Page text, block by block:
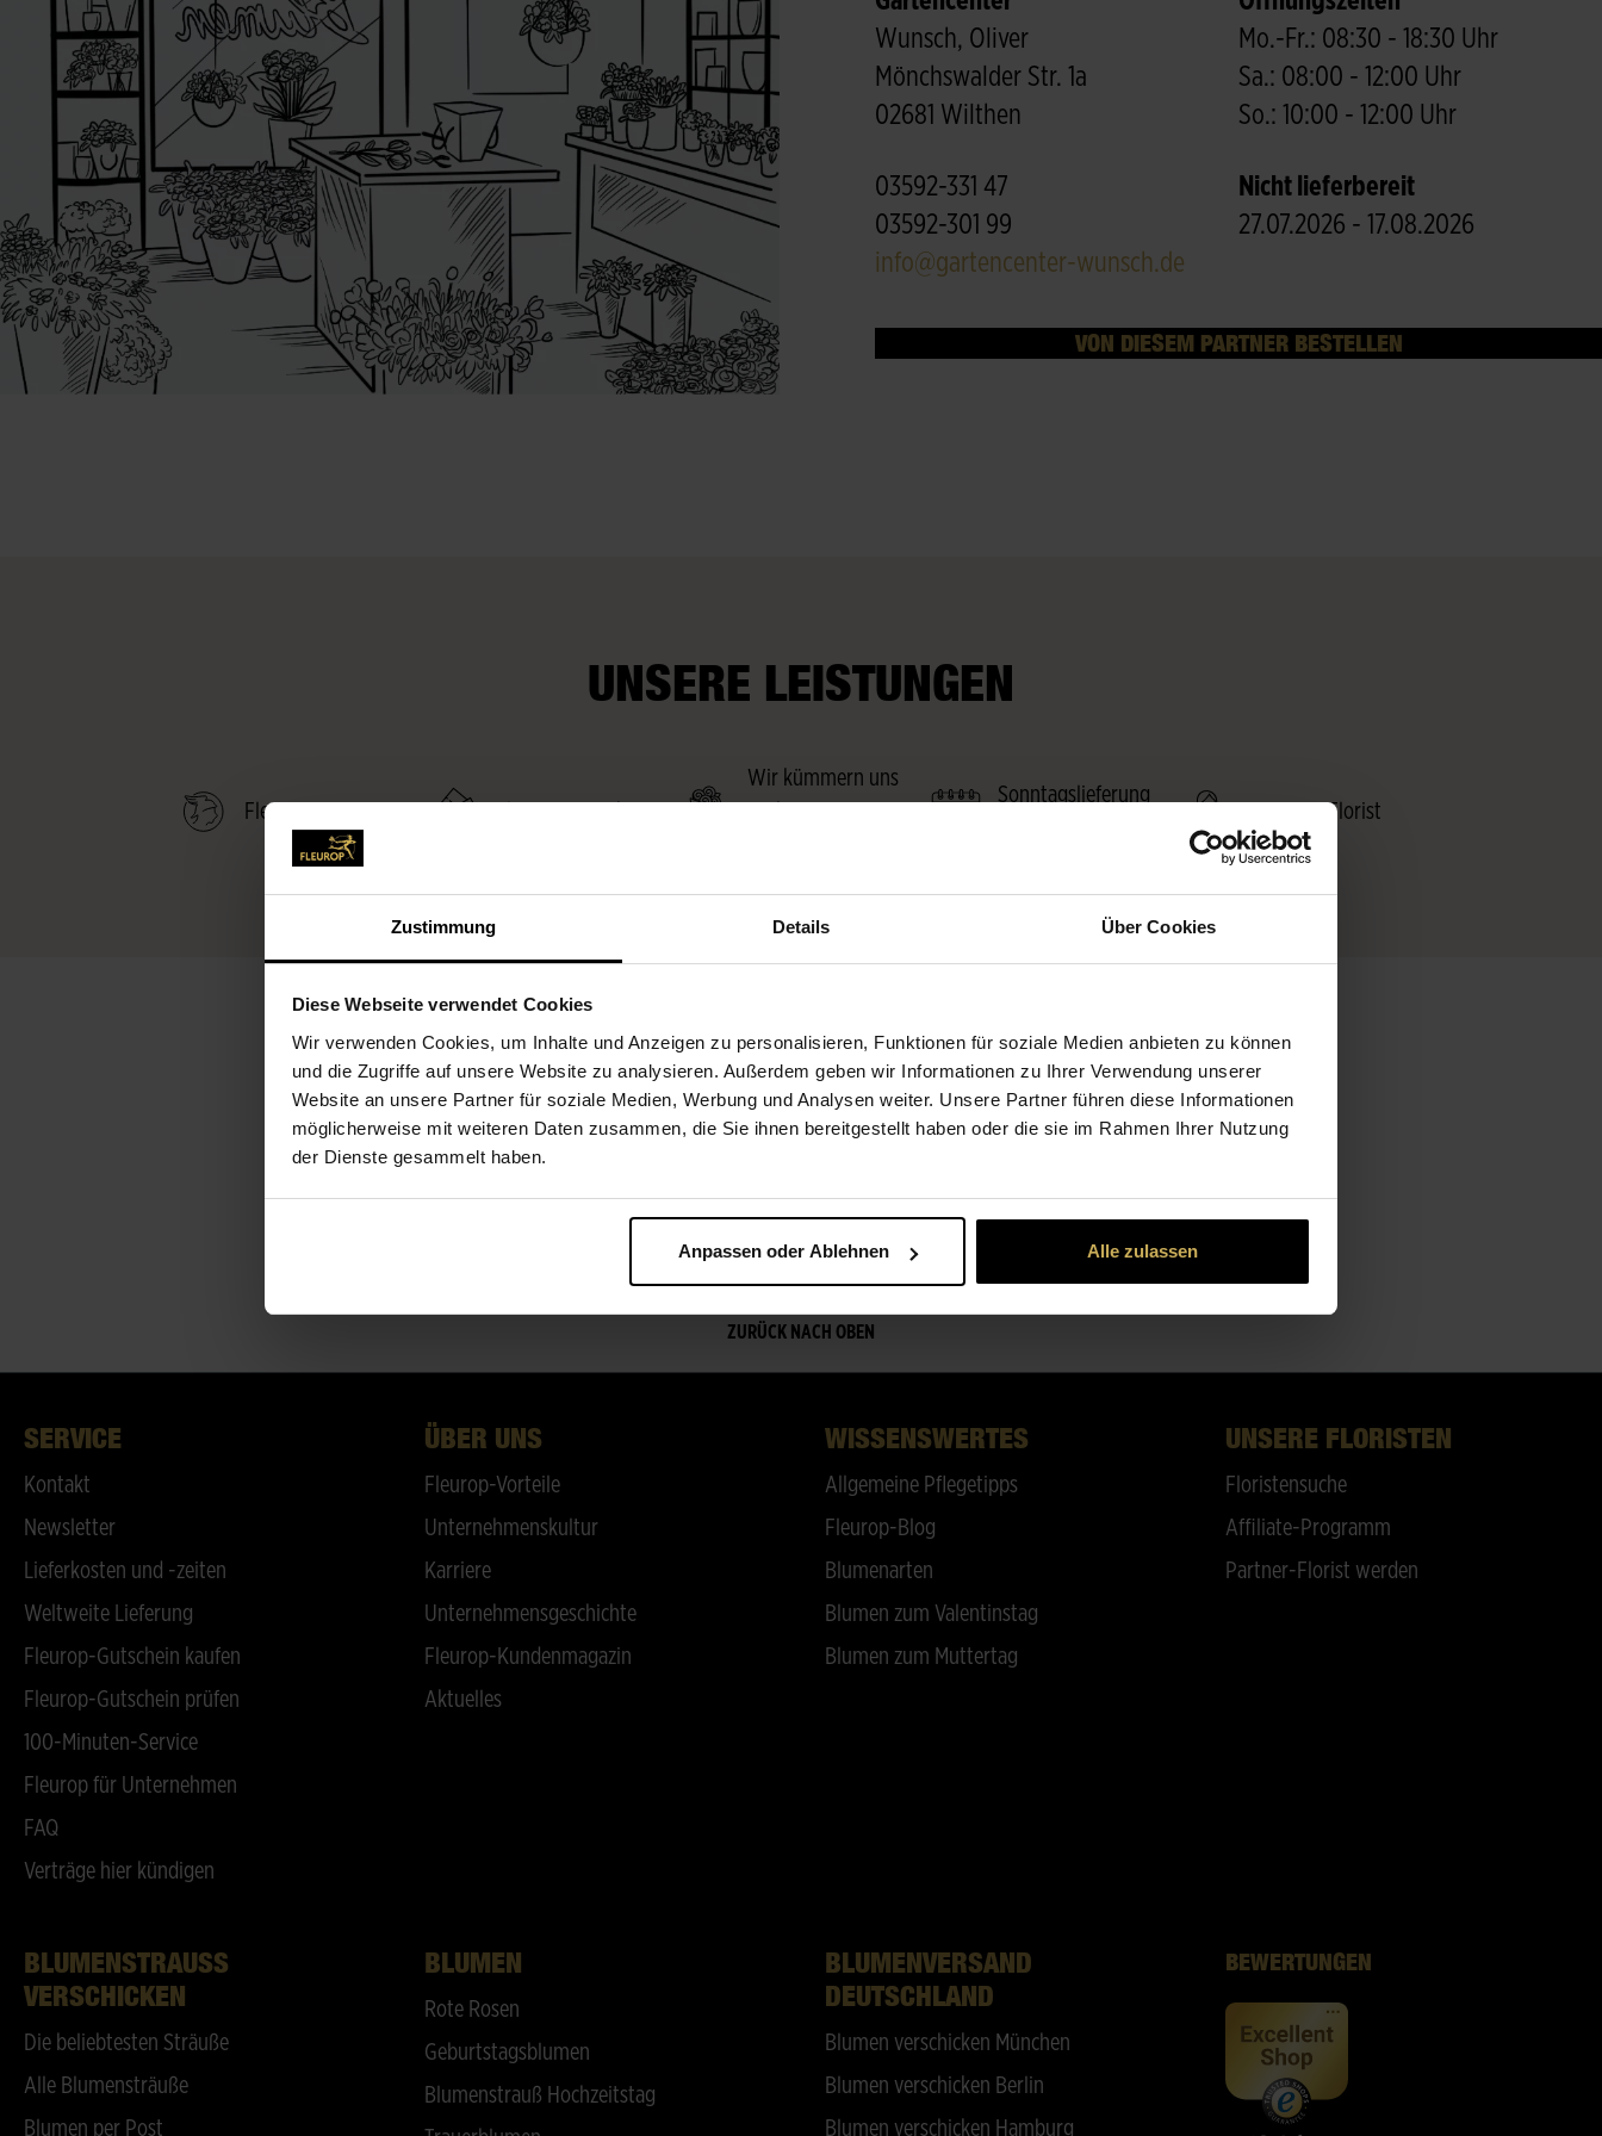
Zustimmung Details Über Cookies
Diese Webseite verwendet Cookies
Wir verwenden Cookies, um Inhalte und Anzeigen zu personalisieren, Funktionen für soziale Medien anbieten zu können
und die Zugriffe auf unsere Website zu analysieren. Außerdem geben wir Informationen zu Ihrer Verwendung unserer
Website an unsere Partner für soziale Medien, Werbung und Analysen weiter. Unsere Partner führen diese Informationen
möglicherweise mit weiteren Daten zusammen, die Sie ihnen bereitgestellt haben oder die sie im Rahmen Ihrer Nutzung
der Dienste gesammelt haben.
Anpassen oder Ablehnen Alle zulassen
Wunsch, Oliver
Mönchswalder Str. 1a
02681 Wilthen
03592-331 47
03592-301 99
info@gartencenter-wunsch.de
Mo.-Fr.: 08:30 - 18:30 Uhr
Sa.: 08:00 - 12:00 Uhr
So.: 10:00 - 12:00 Uhr
Nicht lieferbereit
27.07.2026 - 17.08.2026
VON DIESEM PARTNER BESTELLEN
UNSERE LEISTUNGEN
Fleurop-Service
Wir kümmern uns
Sonntagslieferung
4-Sterne Florist
ÜBER UNS
www.gc-wunsch.de
ZURÜCK NACH OBEN
SERVICE
Kontakt
Newsletter
Lieferkosten und -zeiten
Weltweite Lieferung
Fleurop-Gutschein kaufen
Fleurop-Gutschein prüfen
100-Minuten-Service
Fleurop für Unternehmen
FAQ
Verträge hier kündigen
ÜBER UNS
Fleurop-Vorteile
Unternehmenskultur
Karriere
Unternehmensgeschichte
Fleurop-Kundenmagazin
Aktuelles
WISSENSWERTES
Allgemeine Pflegetipps
Fleurop-Blog
Blumenarten
Blumen zum Valentinstag
Blumen zum Muttertag
UNSERE FLORISTEN
Floristensuche
Affiliate-Programm
Partner-Florist werden
BLUMENSTRAUSS V
ERSCHICKEN
Die beliebtesten Sträuße
Alle Blumensträuße
Blumen per Post
BLUMEN
Rote Rosen
Geburtstagsblumen
Blumenstrauß Hochzeitstag
BLUMENVERSAND
DEUTSCHLAND
Blumen verschicken München
Blumen verschicken Berlin
Blumen verschicken Hamburg
BEWERTUNGEN